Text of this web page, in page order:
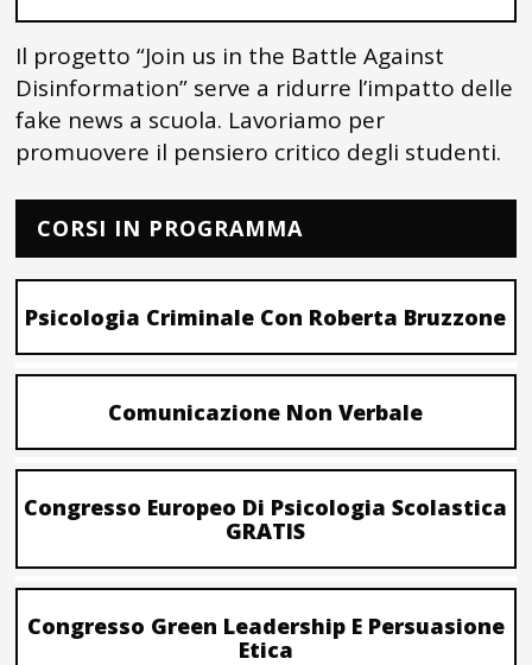
Il progetto “Join us in the Battle Against
Disinformation” serve a ridurre l’impatto delle
fake news a scuola. Lavoriamo per
promuovere il pensiero critico degli studenti.
CORSI IN PROGRAMMA
Psicologia Criminale Con Roberta Bruzzone
Comunicazione Non Verbale
Congresso Europeo Di Psicologia Scolastica
GRATIS
Congresso Green Leadership E Persuasione
Etica